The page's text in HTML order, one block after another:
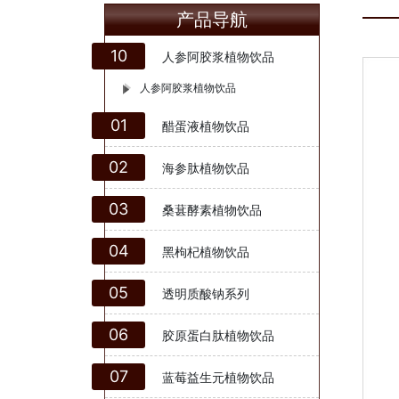
产品导航
10 人参阿胶浆植物饮品
人参阿胶浆植物饮品
01 醋蛋液植物饮品
02 海参肽植物饮品
03 桑葚酵素植物饮品
04 黑枸杞植物饮品
05 透明质酸钠系列
06 胶原蛋白肽植物饮品
07 蓝莓益生元植物饮品